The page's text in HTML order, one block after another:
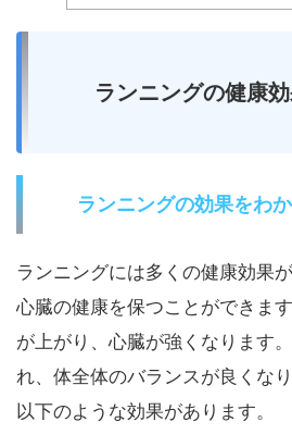
ランニングの健康
ランニングの効果をわ
ランニングには多くの健康効果
心臓の健康を保つことができま
が上がり、心臓が強くなります
れ、体全体のバランスが良くな
以下のような効果があります。